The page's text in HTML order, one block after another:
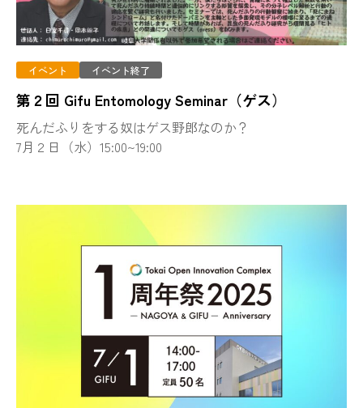
イベント イベント終了
第２回 Gifu Entomology Seminar（ゲス）
死んだふりをする奴はゲス野郎なのか？
7月２日（水）15:00~19:00